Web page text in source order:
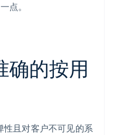
点。
确的按用
性且对客户不可见的系